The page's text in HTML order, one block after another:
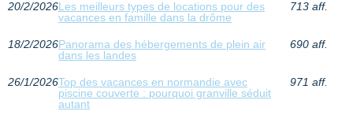
20/2/2026Les meilleurs types de locations pour des
vacances en famille dans la drôme
713 aff.
18/2/2026Panorama des hébergements de plein air
dans les landes
690 aff.
26/1/2026Top des vacances en normandie avec
piscine couverte : pourquoi granville séduit
autant
971 aff.